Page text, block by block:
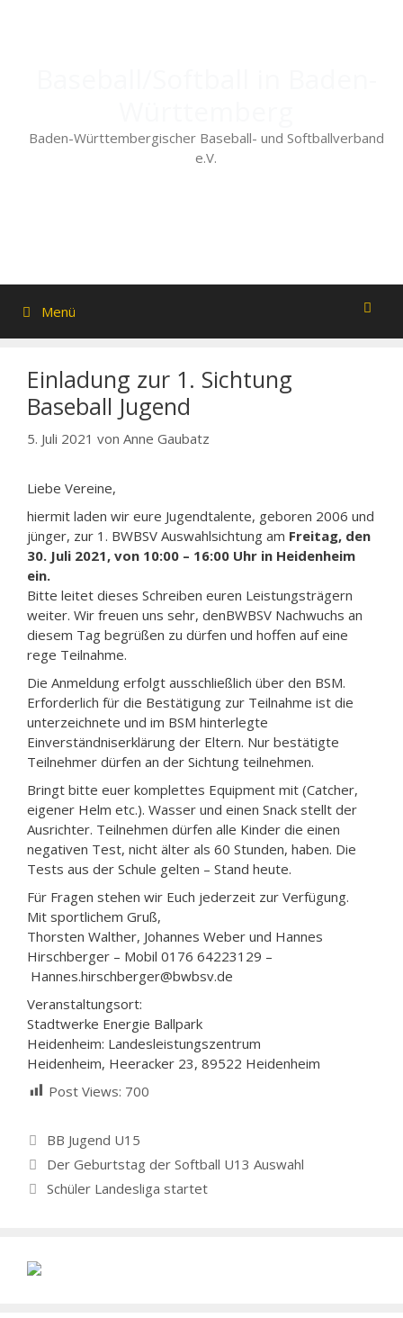
Baden-Württembergischer Baseball- und Softballverband
e.V.
Menü
Einladung zur 1. Sichtung
Baseball Jugend
5. Juli 2021 von Anne Gaubatz
Liebe Vereine,
hiermit laden wir eure Jugendtalente, geboren 2006 und
jünger, zur 1. BWBSV Auswahlsichtung am Freitag, den
30. Juli 2021, von 10:00 – 16:00 Uhr in Heidenheim
ein.
Bitte leitet dieses Schreiben euren Leistungsträgern
weiter. Wir freuen uns sehr, denBWBSV Nachwuchs an
diesem Tag begrüßen zu dürfen und hoffen auf eine
rege Teilnahme.
Die Anmeldung erfolgt ausschließlich über den BSM.
Erforderlich für die Bestätigung zur Teilnahme ist die
unterzeichnete und im BSM hinterlegte
Einverständniserklärung der Eltern. Nur bestätigte
Teilnehmer dürfen an der Sichtung teilnehmen.
Bringt bitte euer komplettes Equipment mit (Catcher,
eigener Helm etc.). Wasser und einen Snack stellt der
Ausrichter. Teilnehmen dürfen alle Kinder die einen
negativen Test, nicht älter als 60 Stunden, haben. Die
Tests aus der Schule gelten – Stand heute.
Für Fragen stehen wir Euch jederzeit zur Verfügung.
Mit sportlichem Gruß,
Thorsten Walther, Johannes Weber und Hannes
Hirschberger – Mobil 0176 64223129 –
Hannes.hirschberger@bwbsv.de
Veranstaltungsort:
Stadtwerke Energie Ballpark
Heidenheim: Landesleistungszentrum
Heidenheim, Heeracker 23, 89522 Heidenheim
Post Views: 700
Kategorien
BB Jugend U15
Der Geburtstag der Softball U13 Auswahl
Schüler Landesliga startet